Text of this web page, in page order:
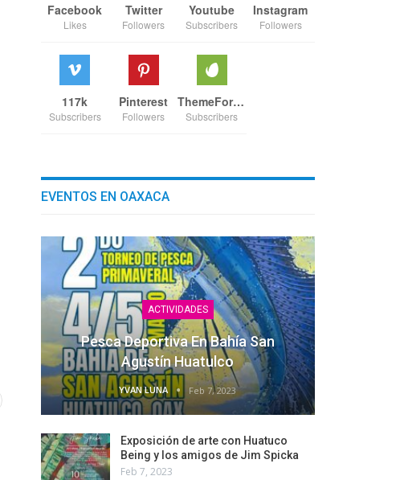
Facebook
Likes
Twitter
Followers
Youtube
Subscribers
Instagram
Followers
117k
Subscribers
Pinterest
Followers
ThemeForest
Subscribers
EVENTOS EN OAXACA
ACTIVIDADES
Pesca Deportiva En Bahía San
Agustín Huatulco
YVAN LUNA Feb 7, 2023
Exposición de arte con Huatuco
Being y los amigos de Jim Spicka
Feb 7, 2023